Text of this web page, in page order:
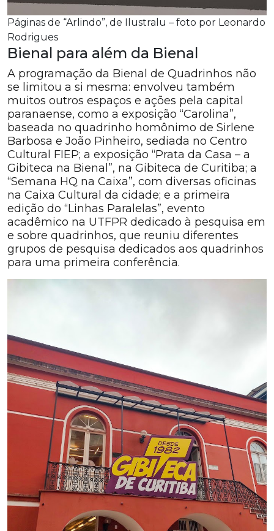
Páginas de “Arlindo”, de Ilustralu – foto por Leonardo
Rodrigues
Bienal para além da Bienal
A programação da Bienal de Quadrinhos não
se limitou a si mesma: envolveu também
muitos outros espaços e ações pela capital
paranaense, como a exposição “Carolina”,
baseada no quadrinho homônimo de Sirlene
Barbosa e João Pinheiro, sediada no Centro
Cultural FIEP; a exposição “Prata da Casa – a
Gibiteca na Bienal”, na Gibiteca de Curitiba; a
“Semana HQ na Caixa”, com diversas oficinas
na Caixa Cultural da cidade; e a primeira
edição do “Linhas Paralelas”, evento
acadêmico na UTFPR dedicado à pesquisa em
e sobre quadrinhos, que reuniu diferentes
grupos de pesquisa dedicados aos quadrinhos
para uma primeira conferência.